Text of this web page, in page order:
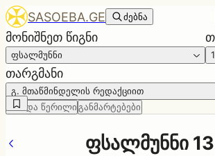
SASOEBA.GE ძებნა
მონიშნეთ წიგნი
ფსალმუნნი
თარგმანი
გ. მთაწმინდელის რედაქციით
წმინდა წერილი განმარტებები
ფსალმუნნი